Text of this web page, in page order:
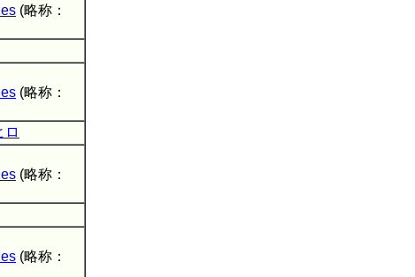
(略称：
(略称：
ロ
(略称：
(略称：